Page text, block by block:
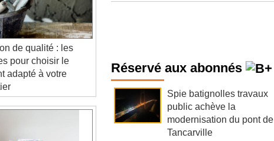
de qualité : les
pour choisir le
adapté à votre
Réservé aux abonnés
Spie batignolles travaux
public achève la
modernisation du pont de
Tancarville